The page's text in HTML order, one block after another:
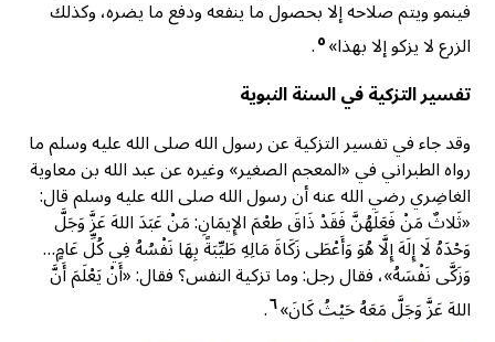
فينمو ويتم صلاحه إلا بحصول ما ينفعه ودفع ما يضره، وكذلك
الزرع لا يزكو إلا بهذا»٥.
تفسير التزكيةفي السنة النبوية
وقد جاء في تفسير التزكية عن رسول الله صلى الله عليه وسلم ما
رواه الطبراني في «المعجم الصغير» وغيره عن عبد الله بن معاوية
الغاضِري رضي الله عنه أن رسول الله صلى الله عليه وسلم قال:
«ثَلاثٌ مَنْ فَعَلَهُنَّ فَقَدْ ذَاقَ طعْمَ الإِيمَانِ: مَنْ عَبَدَ اللهَ عَزَّ وَجَلَّ
وَحْدَهُ لَا إِلَهَ إِلَّا هُوَ وَأَعْطَى زَكَاةَ مَالِهِ طَيِّبَةً بِهَا نَفْسُهُ فِي كُلِّ عَامٍ…
وَزَكَّى نَفْسَهُ»، فقال رجل: وما تزكية النفس؟ فقال: «أَنْ يَعْلَمَ أَنَّ
اللهَ عَزَّ وَجَلَّ مَعَهُ حَيْثُ كَانَ»٦.